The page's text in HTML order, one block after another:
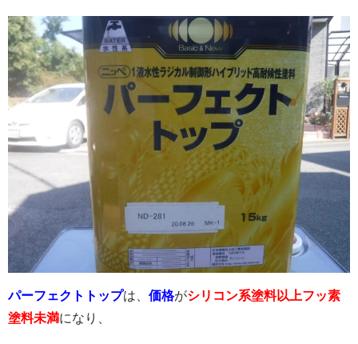
パーフェクトトップは、 価格がシリコン系塗料以上フッ素
塗料未満になり、